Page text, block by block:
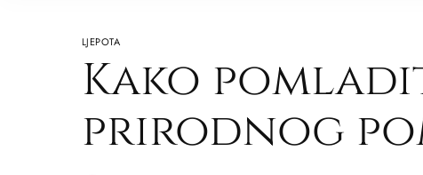
LJEPOTA
Kako
prirodnog